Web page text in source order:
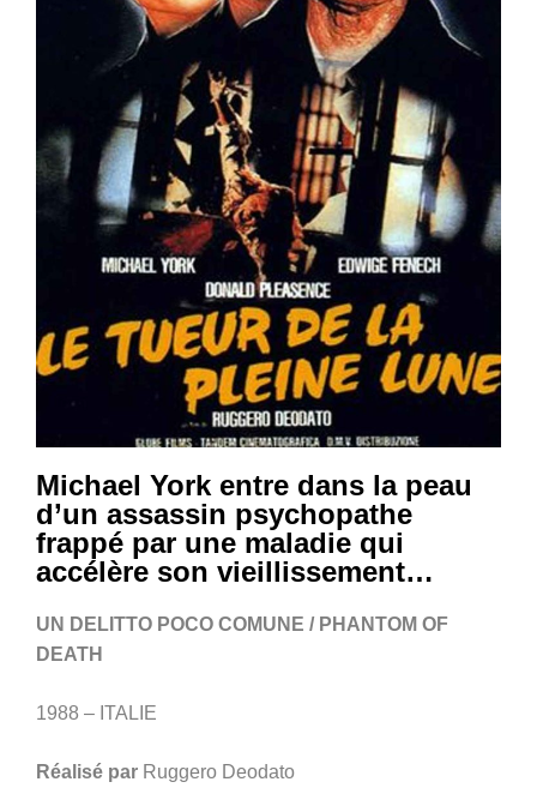
Michael York entre dans la peau
d’un assassin psychopathe
frappé par une maladie qui
accélère son vieillissement…
UN DELITTO POCO COMUNE / PHANTOM OF
DEATH
1988 – ITALIE
Réalisé par Ruggero Deodato